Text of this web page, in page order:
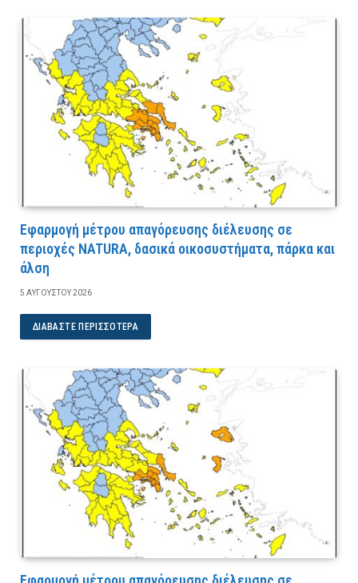
Εφαρμογή μέτρου απαγόρευσης διέλευσης σε
περιοχές NATURA, δασικά οικοσυστήματα, πάρκα και
άλση
5 ΑΥΓΟΎΣΤΟΥ 2026
ΔΙΑΒΆΣΤΕ ΠΕΡΙΣΣΌΤΕΡΑ